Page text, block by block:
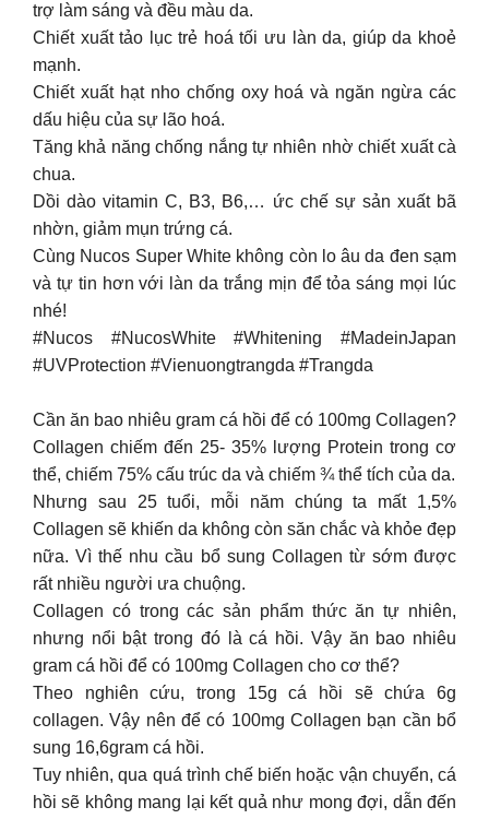
trợ làm sáng và đều màu da.
Chiết xuất tảo lục trẻ hoá tối ưu làn da, giúp da khoẻ
mạnh.
Chiết xuất hạt nho chống oxy hoá và ngăn ngừa các
dấu hiệu của sự lão hoá.
Tăng khả năng chống nắng tự nhiên nhờ chiết xuất cà
chua.
Dồi dào vitamin C, B3, B6,… ức chế sự sản xuất bã
nhờn, giảm mụn trứng cá.
Cùng Nucos Super White không còn lo âu da đen sạm
và tự tin hơn với làn da trắng mịn để tỏa sáng mọi lúc
nhé!
#Nucos #NucosWhite #Whitening #MadeinJapan
#UVProtection #Vienuongtrangda #Trangda
Cần ăn bao nhiêu gram cá hồi để có 100mg Collagen?
Collagen chiếm đến 25- 35% lượng Protein trong cơ
thể, chiếm 75% cấu trúc da và chiếm ¾ thể tích của da.
Nhưng sau 25 tuổi, mỗi năm chúng ta mất 1,5%
Collagen sẽ khiến da không còn săn chắc và khỏe đẹp
nữa. Vì thế nhu cầu bổ sung Collagen từ sớm được
rất nhiều người ưa chuộng.
Collagen có trong các sản phẩm thức ăn tự nhiên,
nhưng nổi bật trong đó là cá hồi. Vậy ăn bao nhiêu
gram cá hồi để có 100mg Collagen cho cơ thể?
Theo nghiên cứu, trong 15g cá hồi sẽ chứa 6g
collagen. Vậy nên để có 100mg Collagen bạn cần bổ
sung 16,6gram cá hồi.
Tuy nhiên, qua quá trình chế biến hoặc vận chuyển, cá
hồi sẽ không mang lại kết quả như mong đợi, dẫn đến